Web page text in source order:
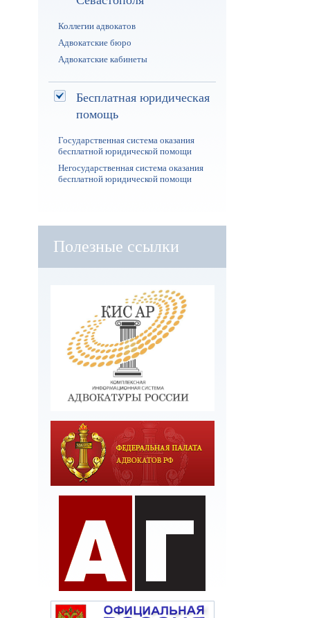
Коллегии адвокатов
Адвокатские бюро
Адвокатские кабинеты
Бесплатная юридическая
помощь
Государственная система оказания
бесплатной юридической помощи
Негосударственная система оказания
бесплатной юридической помощи
Полезные ссылки